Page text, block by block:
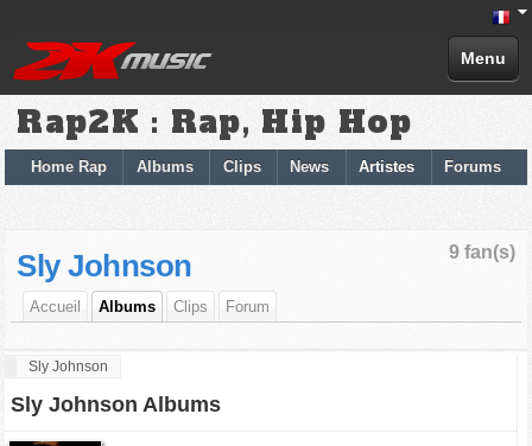
Menu
Rap2K : Rap, Hip Hop
Home Rap Albums Clips News Artistes Forums
9 fan(s)
Sly Johnson
Accueil Albums Clips Forum
Sly Johnson
Sly Johnson Albums